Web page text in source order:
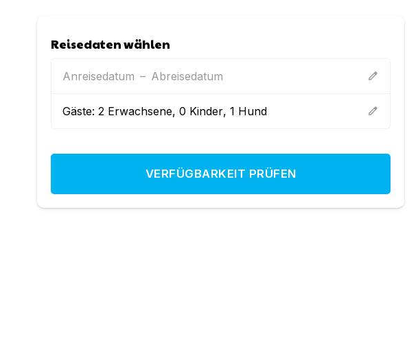
Reisedaten wählen
Anreisedatum – Abreisedatum edit
Gäste:2 Erwachsene,0 Kinder,1 Hund edit
VERFÜGBARKEIT PRÜFEN